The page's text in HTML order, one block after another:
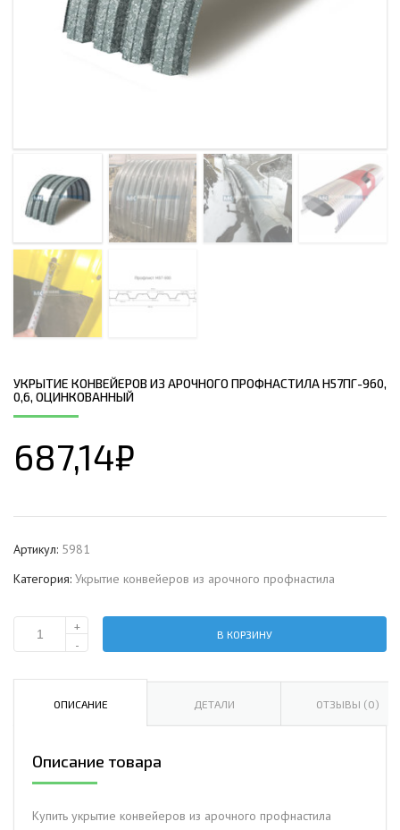
УКРЫТИЕ КОНВЕЙЕРОВ ИЗ АРОЧНОГО ПРОФНАСТИЛА Н57ПГ-960,
0,6, ОЦИНКОВАННЫЙ
687,14₽
Артикул: 5981
Категория: Укрытие конвейеров из арочного профнастила
Количество
конвейеров
Н57ПГ-960,
+
-
В КОРЗИНУ
ОПИСАНИЕ ДЕТАЛИ ОТЗЫВЫ (0)
Описание товара
Купить укрытие конвейеров из арочного профнастила